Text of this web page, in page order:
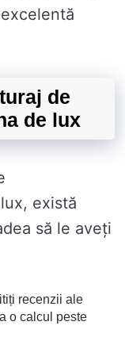
de
de lux
există
să le aveți
recenzii ale
o calcul peste